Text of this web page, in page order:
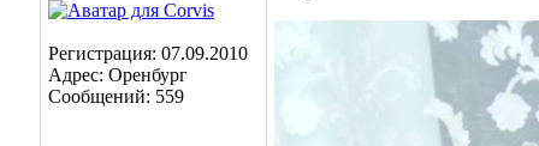
Регистрация: 07.09.2010
Адрес: Оренбург
Сообщений: 559